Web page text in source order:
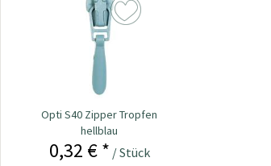
Opti S40 Zipper Tropfen
hellblau
0,32 € * / Stück